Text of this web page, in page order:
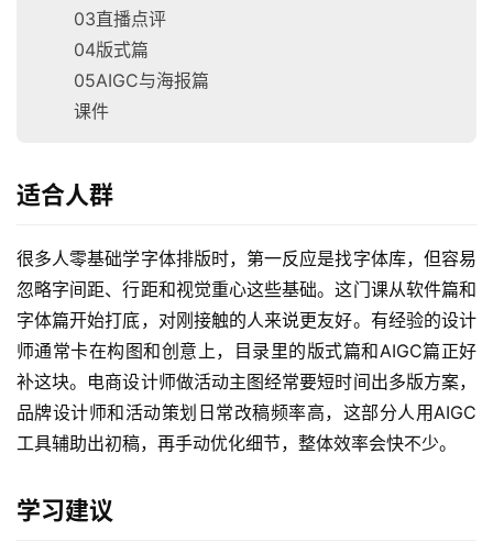
03直播点评
04版式篇
05AIGC与海报篇
课件
适合人群
很多人零基础学字体排版时，第一反应是找字体库，但容易
忽略字间距、行距和视觉重心这些基础。这门课从软件篇和
字体篇开始打底，对刚接触的人来说更友好。有经验的设计
师通常卡在构图和创意上，目录里的版式篇和AIGC篇正好
补这块。电商设计师做活动主图经常要短时间出多版方案，
品牌设计师和活动策划日常改稿频率高，这部分人用AIGC
工具辅助出初稿，再手动优化细节，整体效率会快不少。
学习建议